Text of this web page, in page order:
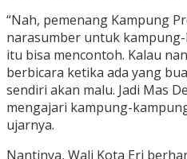
“Nah, pemenang Kampung
narasumber untuk
itu bisa mencontoh. Kalau
berbicara ketika ada yang
sendiri akan malu. Jadi Mas
mengajari kampung-
ujarnya.
Nantinya, Wali Kota Eri